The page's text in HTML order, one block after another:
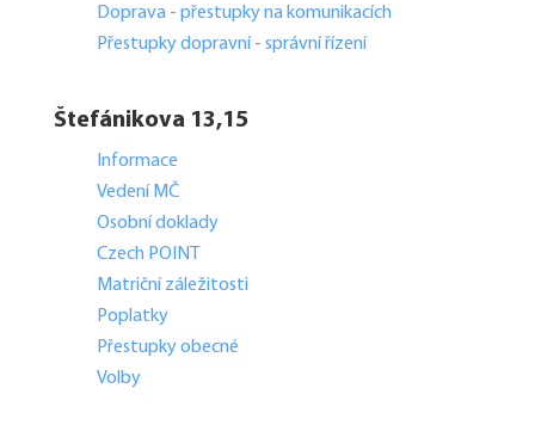
Doprava - přestupky na komunikacích
Přestupky dopravní - správní řízení
Štefánikova 13,15
Informace
Vedení MČ
Osobní doklady
Czech POINT
Matriční záležitosti
Poplatky
Přestupky obecné
Volby